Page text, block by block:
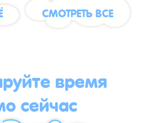
СМОТРЕТЬ ВСЕ
время
сейчас